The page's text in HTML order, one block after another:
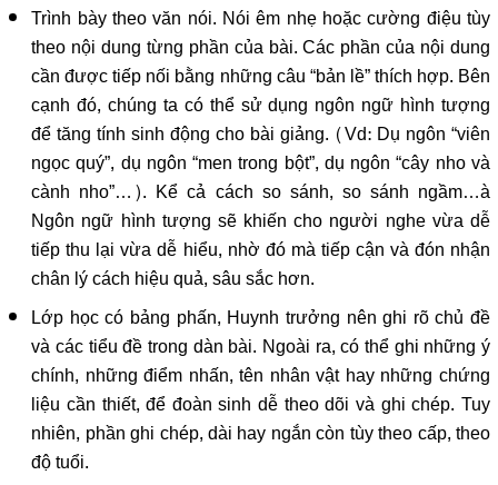
Trình bày theo văn nói. Nói êm nhẹ hoặc cường điệu tùy
theo nội dung từng phần của bài. Các phần của nội dung
cần được tiếp nối bằng những câu “bản lề” thích hợp. Bên
cạnh đó, chúng ta có thể sử dụng ngôn ngữ hình tượng
để tăng tính sinh động cho bài giảng. (Vd: Dụ ngôn “viên
ngọc quý”, dụ ngôn “men trong bột”, dụ ngôn “cây nho và
cành nho”…). Kể cả cách so sánh, so sánh ngầm…à
Ngôn ngữ hình tượng sẽ khiến cho người nghe vừa dễ
tiếp thu lại vừa dễ hiểu, nhờ đó mà tiếp cận và đón nhận
chân lý cách hiệu quả, sâu sắc hơn.
Lớp học có bảng phấn, Huynh trưởng nên ghi rõ chủ đề
và các tiểu đề trong dàn bài. Ngoài ra, có thể ghi những ý
chính, những điểm nhấn, tên nhân vật hay những chứng
liệu cần thiết, để đoàn sinh dễ theo dõi và ghi chép. Tuy
nhiên, phần ghi chép, dài hay ngắn còn tùy theo cấp, theo
độ tuổi.